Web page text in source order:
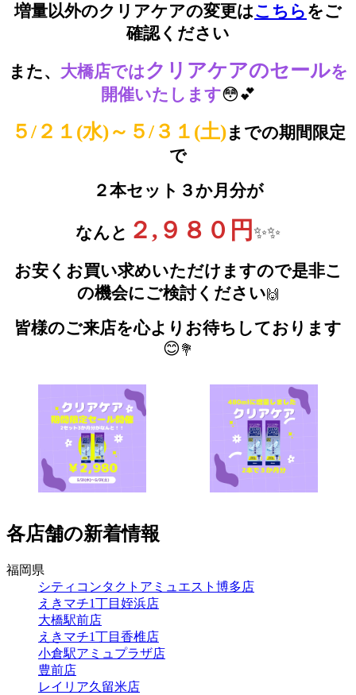
増量以外のクリアケアの変更はこちら をご
確認ください
また、 大橋店ではクリアケアのセールを
開催いたします😳💕
５/２１(水)～５/３１(土)までの期間限定
で
２本セット３か月分が
なんと ２,９８０円 ✨✨
お安くお買い求めいただけますので是非こ
の機会にご検討ください 🙌
皆様のご来店を心よりお待ちしております
😊💐
各店舗の新着情報
福岡県
シティコンタクトアミュエスト博多店
えきマチ1丁目姪浜店
大橋駅前店
えきマチ1丁目香椎店
小倉駅アミュプラザ店
豊前店
レイリア久留米店